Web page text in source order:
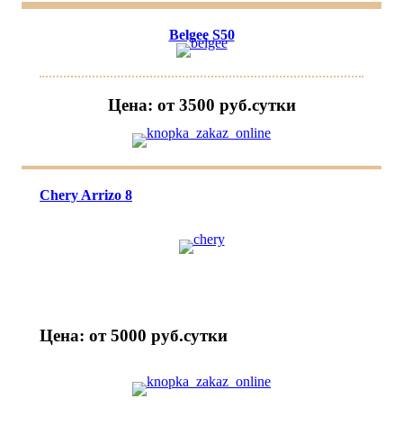
Belgee S50
Цена: от 3500 руб.cутки
Chery Arrizo 8
Цена: от 5000 руб.cутки